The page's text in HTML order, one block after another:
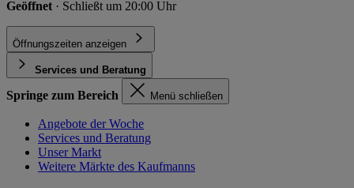
Geöffnet · Schließt um 20:00 Uhr
Öffnungszeiten anzeigen
Services und Beratung
Springe zum Bereich Menü schließen
Angebote der Woche
Services und Beratung
Unser Markt
Weitere Märkte des Kaufmanns